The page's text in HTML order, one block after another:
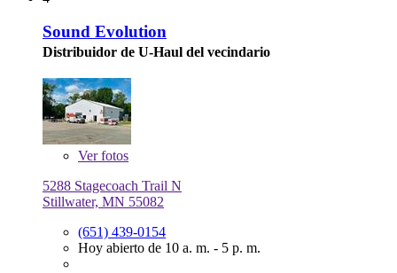
Sound Evolution
Distribuidor de U-Haul del vecindario
Verfotos
5288 Stagecoach Trail N
Stillwater, MN 55082
(651) 439-0154
Hoy abierto de 10 a. m. - 5 p. m.